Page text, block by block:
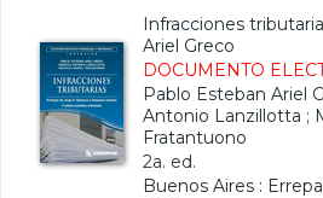
Infracciones
Ariel Greco
DOCUMENTO
Pablo Esteban Ariel
Antonio Lanzillotta ;
Fratantuono
2a. ed.
Buenos Aires :